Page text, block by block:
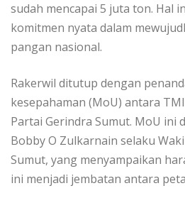
sudah mencapai 5 juta ton. Hal
komitmen nyata dalam
pangan nasional.
Rakerwil ditutup dengan
kesepahaman (MoU) antara
Partai Gerindra Sumut. MoU ini
Bobby O Zulkarnain selaku
Sumut, yang menyampaikan
ini menjadi jembatan antara